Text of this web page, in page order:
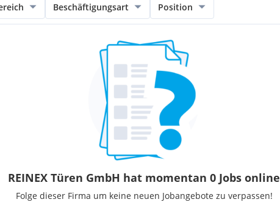
Beschäftigungsart Position
REINEX Türen GmbH hat momentan 0 Jobs online
Folge dieser Firma um keine neuen Jobangebote zu verpassen!